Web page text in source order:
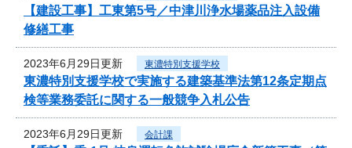
【建設工事】工東第5号／中津川浄水場薬品注入設備
修繕工事
2023年6月29日更新 東濃特別支援学校
東濃特別支援学校で実施する建築基準法第12条定期点
検等業務委託に関する一般競争入札公告
2023年6月29日更新 会計課